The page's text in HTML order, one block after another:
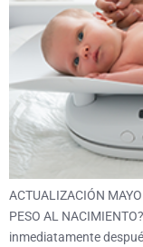
ACTUALIZACIÓN
PESO AL
inmediatamente